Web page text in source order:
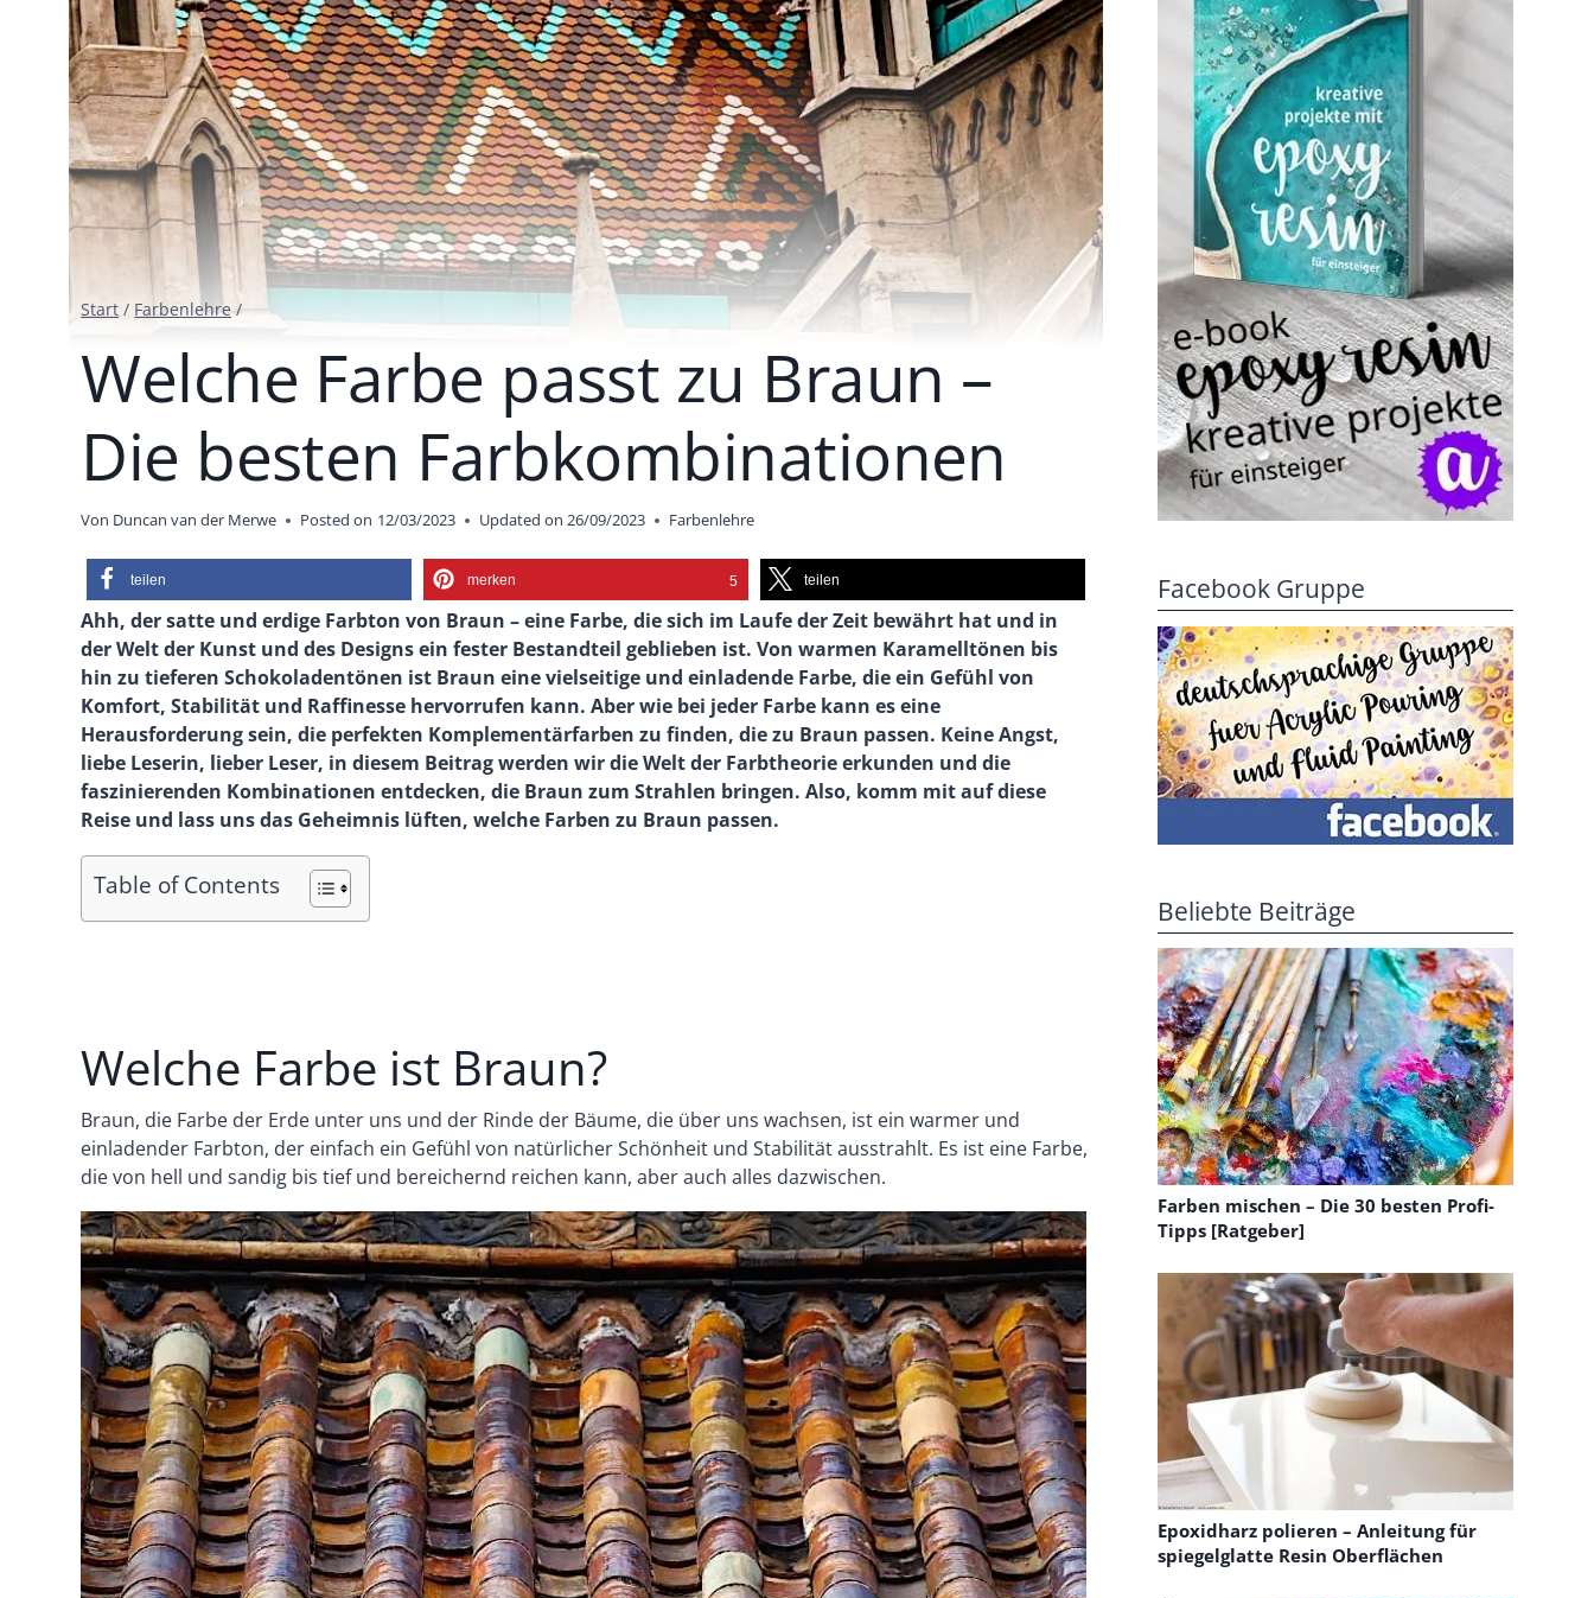
Start / Farbenlehre /
Welche Farbe passt zu Braun –
Die besten Farbkombinationen
Von Duncan van der Merwe Posted on 12/03/2023 Updated on 26/09/2023 Farbenlehre
teilen merken 5 teilen
Ahh, der satte und erdige Farbton von Braun – eine Farbe, die sich im Laufe der Zeit bewährt hat und in
der Welt der Kunst und des Designs ein fester Bestandteil geblieben ist. Von warmen Karamelltönen bis
hin zu tieferen Schokoladentönen ist Braun eine vielseitige und einladende Farbe, die ein Gefühl von
Komfort, Stabilität und Raffinesse hervorrufen kann. Aber wie bei jeder Farbe kann es eine
Herausforderung sein, die perfekten Komplementärfarben zu finden, die zu Braun passen. Keine Angst,
liebe Leserin, lieber Leser, in diesem Beitrag werden wir die Welt der Farbtheorie erkunden und die
faszinierenden Kombinationen entdecken, die Braun zum Strahlen bringen. Also, komm mit auf diese
Reise und lass uns das Geheimnis lüften, welche Farben zu Braun passen.
Table of Contents
Welche Farbe ist Braun?
Braun, die Farbe der Erde unter uns und der Rinde der Bäume, die über uns wachsen, ist ein warmer und
einladender Farbton, der einfach ein Gefühl von natürlicher Schönheit und Stabilität ausstrahlt. Es ist eine Farbe,
die von hell und sandig bis tief und bereichernd reichen kann, aber auch alles dazwischen.
Facebook Gruppe
Beliebte Beiträge
Farben mischen – Die 30 besten Profi-
Tipps [Ratgeber]
Epoxidharz polieren – Anleitung für
spiegelglatte Resin Oberflächen